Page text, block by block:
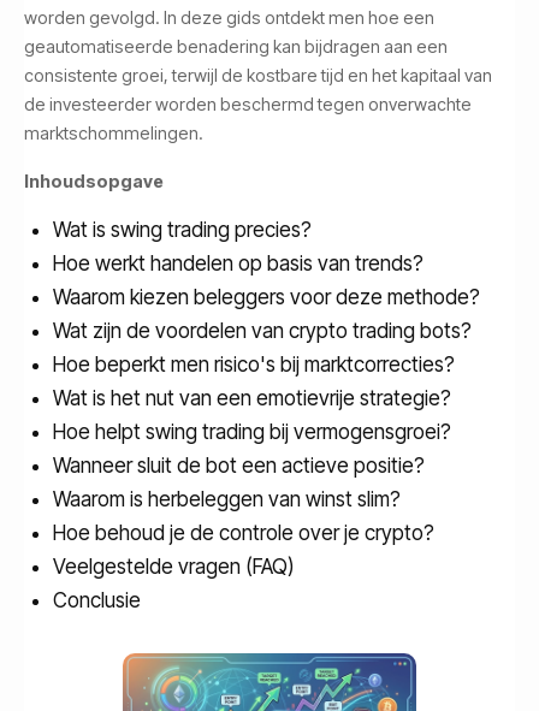
worden gevolgd. In deze gids ontdekt men hoe een
geautomatiseerde benadering kan bijdragen aan een
consistente groei, terwijl de kostbare tijd en het kapitaal van
de investeerder worden beschermd tegen onverwachte
marktschommelingen.
Inhoudsopgave
Wat is swing trading precies?
Hoe werkt handelen op basis van trends?
Waarom kiezen beleggers voor deze methode?
Wat zijn de voordelen van crypto trading bots?
Hoe beperkt men risico's bij marktcorrecties?
Wat is het nut van een emotievrije strategie?
Hoe helpt swing trading bij vermogensgroei?
Wanneer sluit de bot een actieve positie?
Waarom is herbeleggen van winst slim?
Hoe behoud je de controle over je crypto?
Veelgestelde vragen (FAQ)
Conclusie